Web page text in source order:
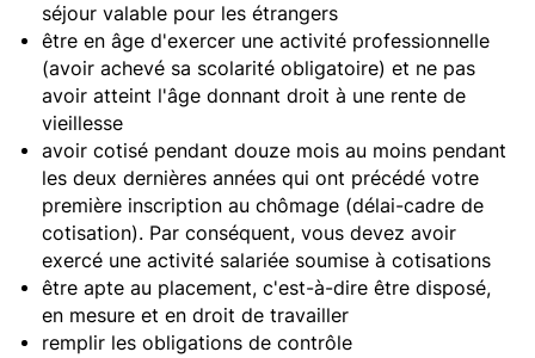
séjour valable pour les étrangers
être en âge d'exercer une activité professionnelle
(avoir achevé sa scolarité obligatoire) et ne pas
avoir atteint l'âge donnant droit à une rente de
vieillesse
avoir cotisé pendant douze mois au moins pendant
les deux dernières années qui ont précédé votre
première inscription au chômage (délai-cadre de
cotisation). Par conséquent, vous devez avoir
exercé une activité salariée soumise à cotisations
être apte au placement, c'est-à-dire être disposé,
en mesure et en droit de travailler
remplir les obligations de contrôle